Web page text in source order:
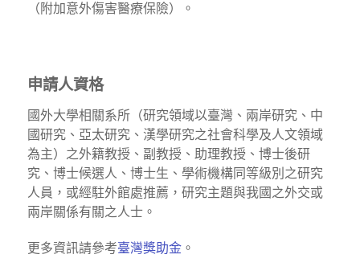
（附加意外傷害醫療保險）。
申請人資格
國外大學相關系所（研究領域以臺灣、兩岸研究、中
國研究、亞太研究、漢學研究之社會科學及人文領域
為主）之外籍教授、副教授、助理教授、博士後研
究、博士候選人、博士生、學術機構同等級別之研究
人員，或經駐外館處推薦，研究主題與我國之外交或
兩岸關係有關之人士。
更多資訊請參考臺灣獎助金 。